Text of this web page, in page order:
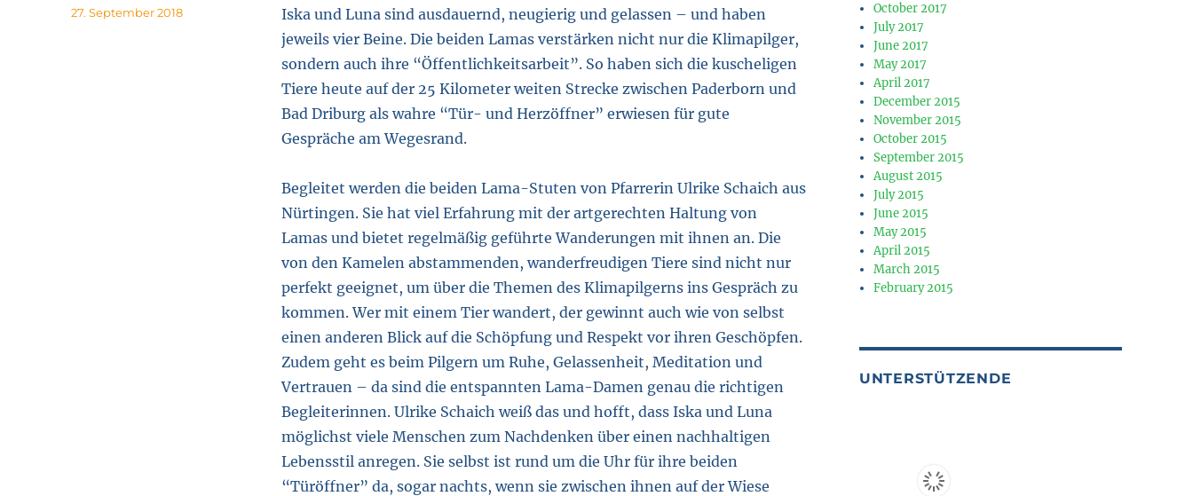
Iska und Luna sind ausdauernd, neugierig und gelassen – und haben
jeweils vier Beine. Die beiden Lamas verstärken nicht nur die Klimapilger,
sondern auch ihre “Öffentlichkeitsarbeit”. So haben sich die kuscheligen
Tiere heute auf der 25 Kilometer weiten Strecke zwischen Paderborn und
Bad Driburg als wahre “Tür- und Herzöffner” erwiesen für gute
Gespräche am Wegesrand.
Begleitet werden die beiden Lama-Stuten von Pfarrerin Ulrike Schaich aus
Nürtingen. Sie hat viel Erfahrung mit der artgerechten Haltung von
Lamas und bietet regelmäßig geführte Wanderungen mit ihnen an. Die
von den Kamelen abstammenden, wanderfreudigen Tiere sind nicht nur
perfekt geeignet, um über die Themen des Klimapilgerns ins Gespräch zu
kommen. Wer mit einem Tier wandert, der gewinnt auch wie von selbst
einen anderen Blick auf die Schöpfung und Respekt vor ihren Geschöpfen.
Zudem geht es beim Pilgern um Ruhe, Gelassenheit, Meditation und
Vertrauen – da sind die entspannten Lama-Damen genau die richtigen
Begleiterinnen. Ulrike Schaich weiß das und hofft, dass Iska und Luna
möglichst viele Menschen zum Nachdenken über einen nachhaltigen
Lebensstil anregen. Sie selbst ist rund um die Uhr für ihre beiden
“Türöffner” da, sogar nachts, wenn sie zwischen ihnen auf der Wiese
Posted
27. September 2018
October 2017
July 2017
June 2017
May 2017
April 2017
December 2015
November 2015
October 2015
September 2015
August 2015
July 2015
June 2015
May 2015
April 2015
March 2015
February 2015
UNTERSTÜTZENDE